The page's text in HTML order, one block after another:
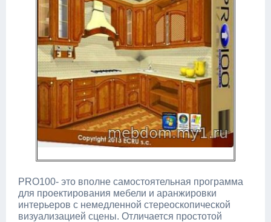
PRO100- это вполне самостоятельная программа
для проектирования мебели и аранжировки
интерьеров с немедленной стереоскопической
визуализацией сцены. Отличается простотой